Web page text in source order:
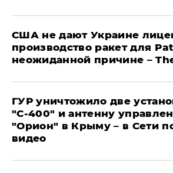
США не дают Украине
производство ракет для
неожиданной причине –
ГУР уничтожило две
"С‑400" и антенну
"Орион" в Крыму – в Сети
видео